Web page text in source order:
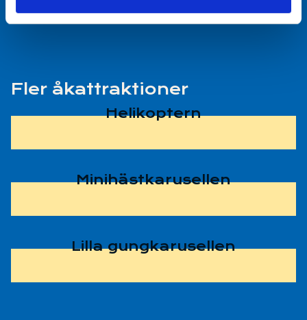
Fler åkattraktioner
Helikoptern
Minihästkarusellen
Lilla gungkarusellen